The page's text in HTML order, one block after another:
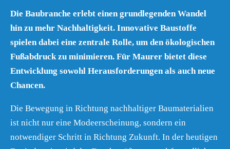
Die Baubranche erlebt einen grundlegenden Wandel
hin zu mehr Nachhaltigkeit. Innovative Baustoffe
spielen dabei eine zentrale Rolle, um den ökologischen
Fußabdruck zu minimieren. Für Maurer bietet diese
Entwicklung sowohl Herausforderungen als auch neue
Chancen.
Die Bewegung in Richtung nachhaltiger Baumaterialien
ist nicht nur eine Modeerscheinung, sondern ein
notwendiger Schritt in Richtung Zukunft. In der heutigen